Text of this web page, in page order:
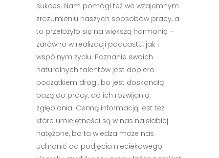
sukces. Nam pomógł też we wzajemnym
zrozumieniu naszych sposobów pracy, a
to przełożyło się na większą harmonię –
zarówno w realizacji podcastu, jak i
wspólnym życiu. Poznanie swoich
naturalnych talentów jest dopiero
początkiem drogi, bo jest doskonałą
bazą do pracy, do ich rozwijania,
zgłębiania. Cenną informacją jest też
które umiejętności są w nas najsłabiej
natężone, bo ta wiedza może nas
uchronić od podjęcia nieciekawego